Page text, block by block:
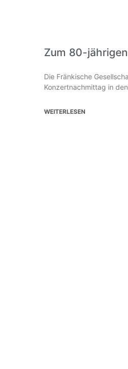
Zum 80-
Die Fränkische
Konzertnachmittag in
WEITERLESEN